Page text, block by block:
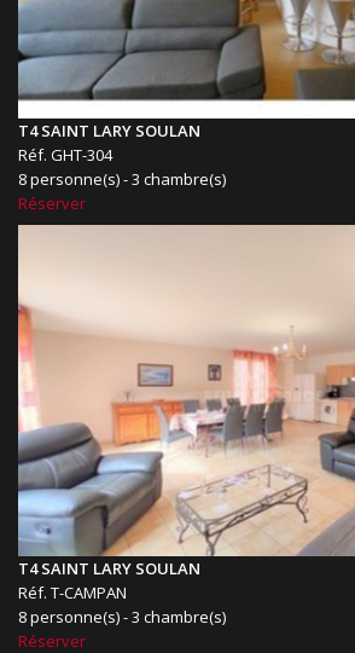
T4 SAINT LARY SOULAN
Réf. GHT-304
8 personne(s) - 3 chambre(s)
Réserver
T4 SAINT LARY SOULAN
Réf. T-CAMPAN
8 personne(s) - 3 chambre(s)
Réserver